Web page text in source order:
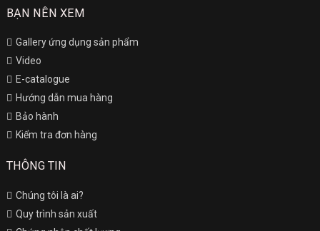
BẠN NÊN XEM
Gallery ứng dụng sản phẩm
Video
E-catalogue
Hướng dẫn mua hàng
Bảo hành
Kiểm tra đơn hàng
THÔNG TIN
Chúng tôi là ai?
Quy trình sản xuất